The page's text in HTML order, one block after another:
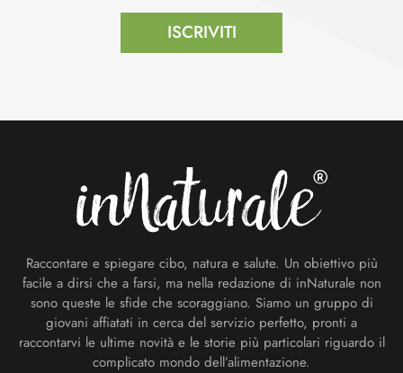
ISCRIVITI
Raccontare e spiegare cibo, natura e salute. Un obiettivo più
facile a dirsi che a farsi, ma nella redazione di inNaturale non
sono queste le sfide che scoraggiano. Siamo un gruppo di
giovani affiatati in cerca del servizio perfetto, pronti a
raccontarvi le ultime novità e le storie più particolari riguardo il
complicato mondo dell’alimentazione.